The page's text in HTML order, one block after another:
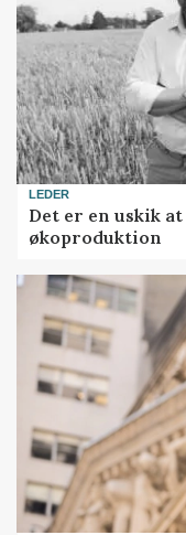
LEDER
Det er en uskik
økoproduktion